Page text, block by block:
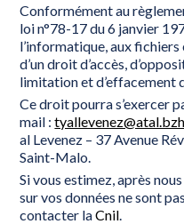
Conformément au
loi n°78-17 du 6 janvier
l’informatique, aux
d’un droit d’accès,
limitation et d’effacement
Ce droit pourra s’exercer
mail :tyallevenez@atal.bzh
al Levenez – 37 Avenue
Saint-Malo.
Si vous estimez, après
sur vos données ne sont
contacter laCnil.